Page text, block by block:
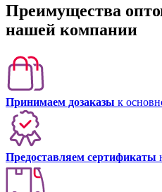
Преимущества
нашей компании
Принимаем дозаказы к
Предоставляем сертификаты